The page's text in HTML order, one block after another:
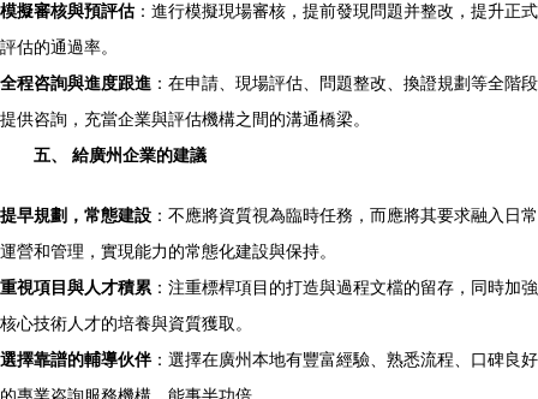
模擬審核與預評估：進行模擬現場審核，提前發現問題并整改，提升正式
評估的通過率。
全程咨詢與進度跟進 ：在申請、現場評估、問題整改、換證規劃等全階段
提供咨詢，充當企業與評估機構之間的溝通橋梁。
五、 給廣州企業的建議
提早規劃，常態建設 ：不應將資質視為臨時任務，而應將其要求融入日常
運營和管理，實現能力的常態化建設與保持。
重視項目與人才積累 ：注重標桿項目的打造與過程文檔的留存，同時加強
核心技術人才的培養與資質獲取。
選擇靠譜的輔導伙伴：選擇在廣州本地有豐富經驗、熟悉流程、口碑良好